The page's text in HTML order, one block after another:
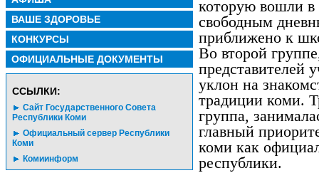
ВАШЕ ЗДОРОВЬЕ
КОНКУРСЫ
ОФИЦИАЛЬНЫЕ ДОКУМЕНТЫ
CСЫЛКИ:
Сайт Государственного Совета
Республики Коми
Официальный сервер Республики
Коми
Комиинформ
которую вошли в
свободным
приближено к
Во второй
представителей
уклон на
традиции коми.
группа,
главный
коми как
республики.